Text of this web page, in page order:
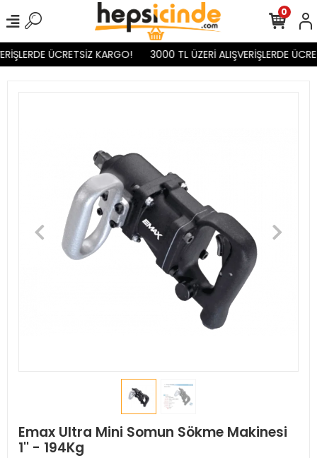
ÜCRETSİZ KARGO! 3000 TL ÜZERİ ALIŞVERİŞLERDE
0
Emax Ultra Mini Somun Sökme Makinesi
1'' - 194Kg